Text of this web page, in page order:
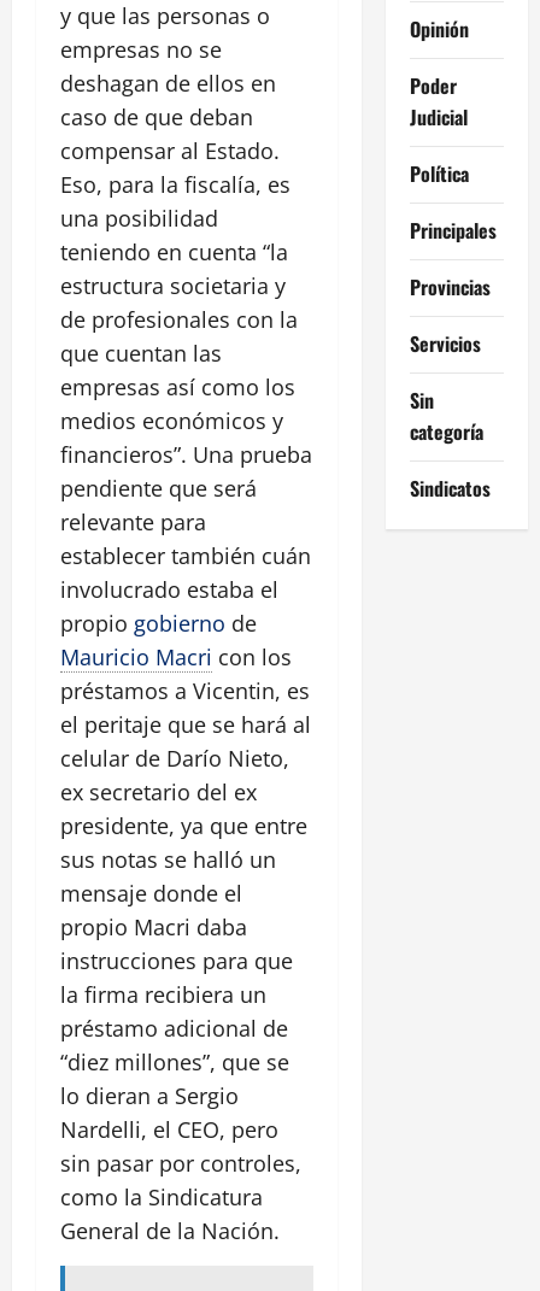
y que las personas o
empresas no se
deshagan de ellos en
caso de que deban
compensar al Estado.
Eso, para la fiscalía, es
una posibilidad
teniendo en cuenta “la
estructura societaria y
de profesionales con la
que cuentan las
empresas así como los
medios económicos y
financieros”. Una prueba
pendiente que será
relevante para
establecer también cuán
involucrado estaba el
propio gobierno de
Mauricio Macri con los
préstamos a Vicentin, es
el peritaje que se hará al
celular de Darío Nieto,
ex secretario del ex
presidente, ya que entre
sus notas se halló un
mensaje donde el
propio Macri daba
instrucciones para que
la firma recibiera un
préstamo adicional de
“diez millones”, que se
lo dieran a Sergio
Nardelli, el CEO, pero
sin pasar por controles,
como la Sindicatura
General de la Nación.
Opinión
Poder
Judicial
Política
Principales
Provincias
Servicios
Sin
categoría
Sindicatos